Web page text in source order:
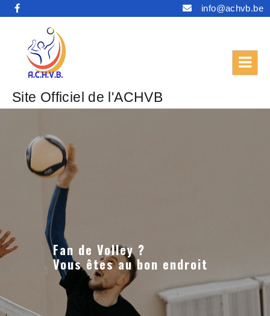
info@achvb.be
Site Officiel de l'ACHVB
Fan de Volley ?
Vous êtes au bon endroit